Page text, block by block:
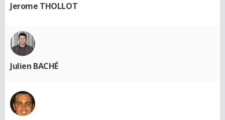
Jerome THOLLOT
Julien BACHÉ